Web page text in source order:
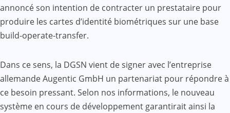
annoncé son intention de contracter un prestataire pour
produire les cartes d’identité biométriques sur une base
build-operate-transfer.
Dans ce sens, la DGSN vient de signer avec l’entreprise
allemande Augentic GmbH un partenariat pour répondre à
ce besoin pressant. Selon nos informations, le nouveau
système en cours de développement garantirait ainsi la